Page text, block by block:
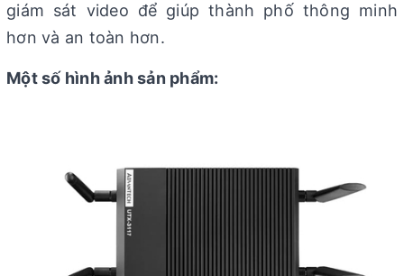
giám sát video để giúp thành phố thông minh
hơn và an toàn hơn.
Một số hình ảnh sản phẩm: